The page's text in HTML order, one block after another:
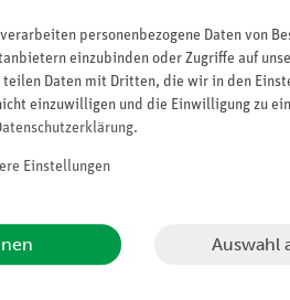
etc.) inkl. Protokollfragen.
mit Tablets oder
der Zeit. Vergleiche die
in Abhängigkeit der Zeit.
personenbezogene Daten von
einzubinden oder Zugriffe auf
Daten mit Dritten, die wir in den
einzuwilligen und die Einwilligung zu
.
Einstellungen
Auswahl